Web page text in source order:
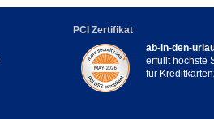
PCI Zertifikat
ab-in-den-
erfüllt höchste
für